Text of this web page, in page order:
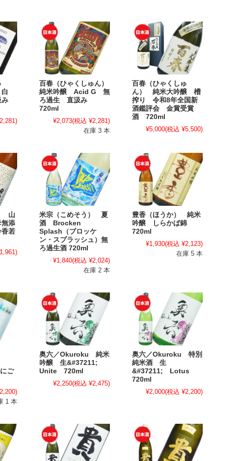
み
百春（ひゃくしゅん）
純米吟醸 Acid G 無
ろ過生 直汲み
720ml
¥2,073(税込 ¥2,281)
在庫 3 本
百春（ひゃくしゅ
ん） 純米大吟醸 槽
搾り 令和8年全国新
酒鑑評会 金賞受賞
酒 720ml
¥5,000(税込 ¥5,500)
山
添
若
米宗（こめそう） 夏
酒 Brocken
Splash（ブロッケ
ン・スプラッシュ）無
ろ過生酒 720ml
¥1,840(税込 ¥2,024)
在庫 2 本
豊香（ほうか） 純米
吟醸 しらかば錦
720ml
¥1,930(税込 ¥2,123)
在庫 5 本
ご
1 本
奥六／Okuroku 純米
吟醸 生&#37211;
Unite 720ml
¥2,250(税込 ¥2,475)
奥六／Okuroku 特別
純米酒 生
&#37211; Lotus
720ml
¥2,000(税込 ¥2,200)